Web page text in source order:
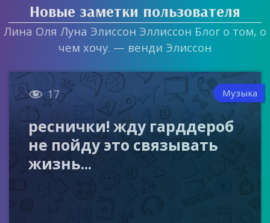
Новые заметки пользователя
Лина Оля Луна Элиссон Эллиссон Блог о том, о
чем хочу. — венди Элиссон
 17 Музыка
реснички! жду гарддероб
не пойду это связывать
жизнь...